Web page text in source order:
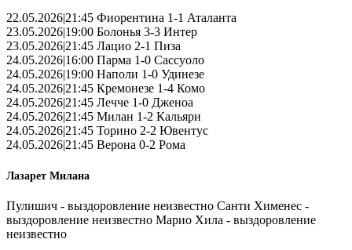
22.05.2026|21:45 Фиорентина 1-1 Аталанта
23.05.2026|19:00 Болонья 3-3 Интер
23.05.2026|21:45 Лацио 2-1 Пиза
24.05.2026|16:00 Парма 1-0 Сассуоло
24.05.2026|19:00 Наполи 1-0 Удинезе
24.05.2026|21:45 Кремонезе 1-4 Комо
24.05.2026|21:45 Лечче 1-0 Дженоа
24.05.2026|21:45 Милан 1-2 Кальяри
24.05.2026|21:45 Торино 2-2 Ювентус
24.05.2026|21:45 Верона 0-2 Рома
Лазарет Милана
Пулишич - выздоровление неизвестно Санти Хименес -
выздоровление неизвестно Марио Хила - выздоровление
неизвестно